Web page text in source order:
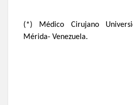
(*) Médico Cirujano
Mérida- Venezuela.